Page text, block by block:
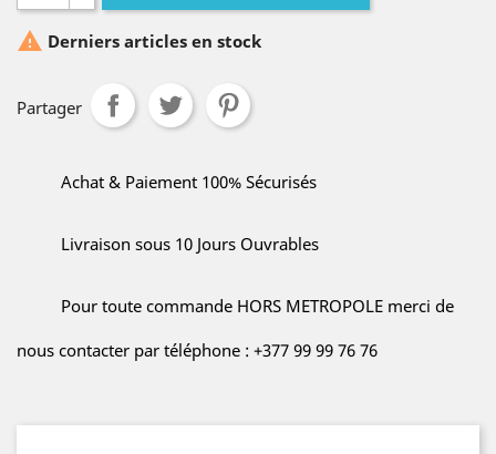
 Derniers articles en stock
Partager
Achat & Paiement 100% Sécurisés
Livraison sous 10 Jours Ouvrables
Pour toute commande HORS METROPOLE merci de
nous contacter par téléphone : +377 99 99 76 76